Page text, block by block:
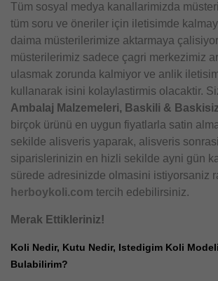
Tüm sosyal medya kanallarimizda
tüm soru ve öneriler için iletisimde
daima müsterilerimize aktarmaya
müsterilerimiz sadece çagri merkezimiz
ulasmak zorunda kalmiyor ve anlik
kullanarak isini kolaylastirmis olacaktir.
Ambalaj Malzemeleri, Baskili &
birçok ürünü en uygun fiyatlarla satin
sekilde alisveris yaparak, alisveris
siparislerinizin en hizli sekilde ayni gün
sürede adresinizde olmasini istiyorsaniz
herboykoli.com tercih edebilirsiniz.
Merak Ettikleriniz!
Koli Nedir, Kutu Nedir, Istedigim Koli
Bulabilirim?